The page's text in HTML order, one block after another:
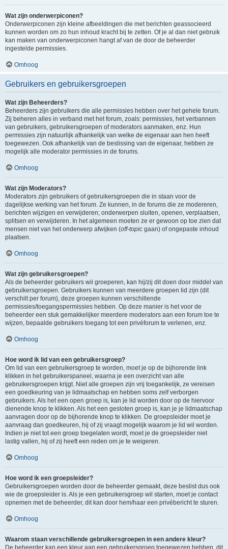
Wat zijn onderwerpiconen?
Onderwerpiconen zijn kleine afbeeldingen die met berichten geassocieerd
kunnen worden om zo hun inhoud kracht bij te zetten. Of je al dan niet gebruik
kan maken van onderwerpiconen hangt af van de door de beheerder
ingestelde permissies.
Omhoog
Gebruikers en gebruikersgroepen
Wat zijn Beheerders?
Beheerders zijn gebruikers die alle permissies hebben over het gehele forum.
Zij beheren alles in verband met het forum, zoals: permissies, het verbannen
van gebruikers, gebruikersgroepen of moderators aanmaken, enz. Hun
permissies zijn natuurlijk afhankelijk van welke de eigenaar aan hen heeft
toegewezen. Ook afhankelijk van de beslissing van de eigenaar, hebben ze
mogelijk alle moderator permissies in de forums.
Omhoog
Wat zijn Moderators?
Moderators zijn gebruikers of gebruikersgroepen die in staan voor de
dagelijkse werking van het forum. Ze kunnen, in de forums die ze modereren,
berichten wijzigen en verwijderen; onderwerpen sluiten, openen, verplaatsen,
splitsen en verwijderen. In het algemeen moeten ze er gewoon op toe zien dat
mensen niet van het onderwerp afwijken (off-topic gaan) of ongepaste inhoud
plaatsen.
Omhoog
Wat zijn gebruikersgroepen?
Als de beheerder gebruikers wil groeperen, kan hij/zij dit doen door middel van
gebruikersgroepen. Gebruikers kunnen van meerdere groepen lid zijn (dit
verschilt per forum), deze groepen kunnen verschillende
permissies/toegangspermissies hebben. Op deze manier is het voor de
beheerder een stuk gemakkelijker meerdere moderators aan een forum toe te
wijzen, bepaalde gebruikers toegang tot een privéforum te verlenen, enz.
Omhoog
Hoe word ik lid van een gebruikersgroep?
Om lid van een gebruikersgroep te worden, moet je op de bijhorende link
klikken in het gebruikerspaneel, waarna je een overzicht van alle
gebruikersgroepen krijgt. Niet alle groepen zijn vrij toegankelijk, ze vereisen
een goedkeuring van je lidmaatschap en hebben soms zelf verborgen
gebruikers. Als het een open groep is, kan je lid worden door op de hiervoor
dienende knop te klikken. Als het een gesloten groep is, kan je je lidmaatschap
aanvragen door op de bijhorende knop te klikken. De groepsleider moet je
aanvraag dan goedkeuren, hij of zij vraagt mogelijk waarom je lid wil worden.
Indien je niet tot een groep toegelaten wordt, moet je de groepsleider niet
lastig vallen, hij of zij heeft een reden om je te weigeren.
Omhoog
Hoe word ik een groepsleider?
Gebruikersgroepen worden door de beheerder gemaakt, deze beslist dus ook
wie de groepsleider is. Als je een gebruikersgroep wil starten, moet je contact
opnemen met de beheerder, dit kan door hem/haar een privébericht te sturen.
Omhoog
Waarom staan verschillende gebruikersgroepen in een andere kleur?
De beheerder kan een kleur aan een gebruikersgroep toegewezen hebben, dit